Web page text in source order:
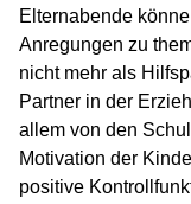
Elternabende
Anregungen zu
nicht mehr als
Partner in der
allem von den
Motivation der
positive